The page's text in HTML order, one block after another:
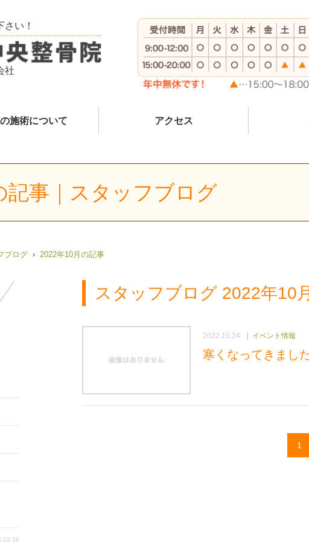
い！
社
施術について アクセス
記事｜スタッフブログ
ブログ 2022年10月の記事
スタッフブログ 2022年10
2022.10.24 イベント情報
寒くなってきました
1